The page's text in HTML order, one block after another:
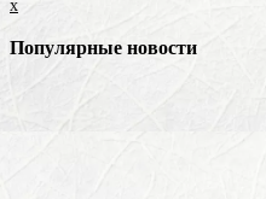
x
Популярные новости